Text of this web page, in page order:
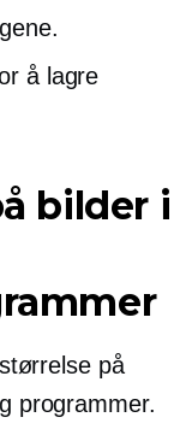
å lagre
bilder i
på
programmer.